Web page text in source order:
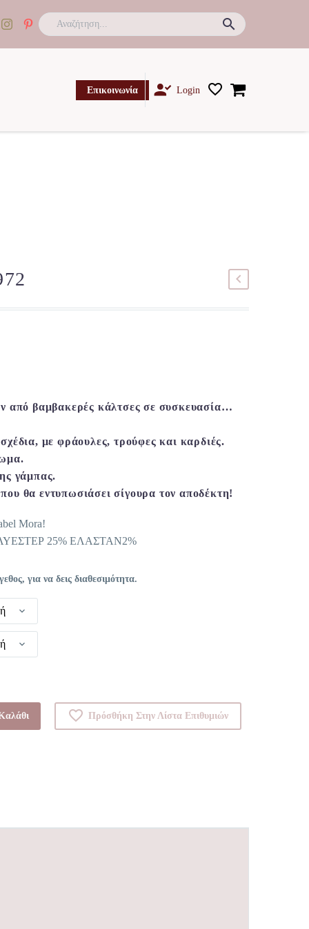
Επικοινωνία  Login
€.
από βαμβακερές κάλτσες σε συσκευασία…
με φράουλες, τρούφες και καρδιές.
γάμπας.
θα εντυπωσιάσει σίγουρα τον αποδέκτη!
Mora!
25% ΕΛΑΣΤΑΝ2%
για να δεις διαθεσιμότητα.
Πρόσθήκη Στην Λίστα Επιθυμιών